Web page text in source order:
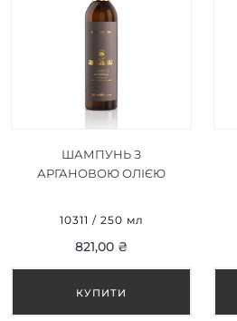
ШАМПУНЬ З
АРГАНОВОЮ ОЛІЄЮ
SECRETS SHAMPOO 250
ML
10311 / 250 мл
821,00 ₴